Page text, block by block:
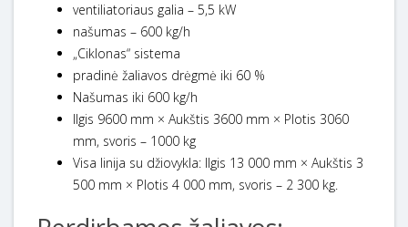
ventiliatoriaus galia – 5,5 kW
našumas – 600 kg/h
„Ciklonas“ sistema
pradinė žaliavos drėgmė iki 60 %
Našumas iki 600 kg/h
Ilgis 9600 mm × Aukštis 3600 mm × Plotis 3060
mm, svoris – 1000 kg
Visa linija su džiovykla: Ilgis 13 000 mm × Aukštis 3
500 mm × Plotis 4 000 mm, svoris – 2 300 kg.